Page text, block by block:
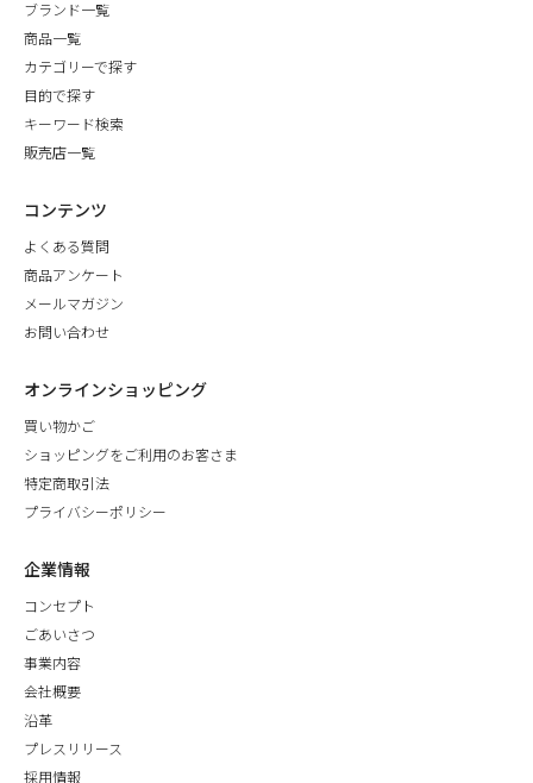
ブランド一覧
商品一覧
カテゴリーで探す
目的で探す
キーワード検索
販売店一覧
コンテンツ
よくある質問
商品アンケート
メールマガジン
お問い合わせ
オンラインショッピング
買い物かご
ショッピングをご利用のお客さま
特定商取引法
プライバシーポリシー
企業情報
コンセプト
ごあいさつ
事業内容
会社概要
沿革
プレスリリース
採用情報